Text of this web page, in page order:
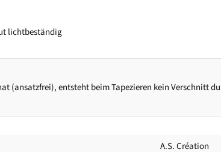
lichtbeständig
(ansatzfrei), entsteht beim Tapezieren kein
A.S. Création